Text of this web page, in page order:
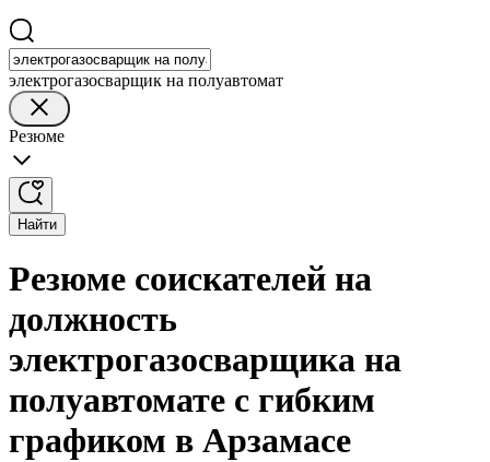
электрогазосварщик на полуавтомат
Резюме
Найти
Резюме соискателей на
должность
электрогазосварщика на
полуавтомате с гибким
графиком в Арзамасе